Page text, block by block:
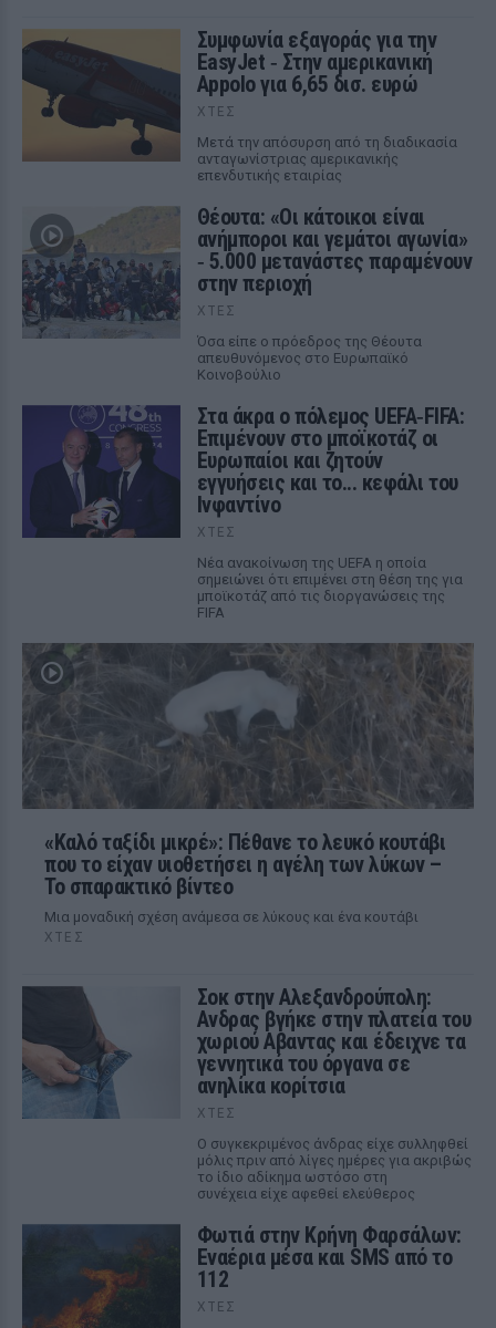
Συμφωνία εξαγοράς για την
EasyJet ‑ Στην αμερικανική
Appolo για 6,65 δισ. ευρώ
ΧΤΕΣ
Μετά την απόσυρση από τη διαδικασία
ανταγωνίστριας αμερικανικής
επενδυτικής εταιρίας
Θέουτα: «Οι κάτοικοι είναι
ανήμποροι και γεμάτοι αγωνία»
‑ 5.000 μετανάστες παραμένουν
στην περιοχή
ΧΤΕΣ
Όσα είπε ο πρόεδρος της Θέουτα
απευθυνόμενος στο Ευρωπαϊκό
Κοινοβούλιο
Στα άκρα ο πόλεμος UEFA‑FIFA:
Επιμένουν στο μποϊκοτάζ οι
Ευρωπαίοι και ζητούν
εγγυήσεις και το... κεφάλι του
Ινφαντίνο
ΧΤΕΣ
Νέα ανακοίνωση της UEFA η οποία
σημειώνει ότι επιμένει στη θέση της για
μποϊκοτάζ από τις διοργανώσεις της
FIFA
«Καλό ταξίδι μικρέ»: Πέθανε το λευκό κουτάβι
που το είχαν υιοθετήσει η αγέλη των λύκων –
Το σπαρακτικό βίντεο
Μια μοναδική σχέση ανάμεσα σε λύκους και ένα κουτάβι
ΧΤΕΣ
Σοκ στην Αλεξανδρούπολη:
Ανδρας βγήκε στην πλατεία του
χωριού Αβαντας και έδειχνε τα
γεννητικά του όργανα σε
ανηλίκα κορίτσια
ΧΤΕΣ
Ο συγκεκριμένος άνδρας είχε συλληφθεί
μόλις πριν από λίγες ημέρες για ακριβώς
το ίδιο αδίκημα ωστόσο στη
συνέχεια είχε αφεθεί ελεύθερος
Φωτιά στην Κρήνη Φαρσάλων:
Εναέρια μέσα και SMS από το
112
ΧΤΕΣ